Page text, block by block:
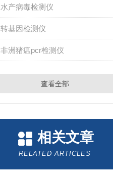
水产病毒检测仪
转基因检测仪
非洲猪瘟pcr检测仪
查看全部
相关文章
RELATED ARTICLES